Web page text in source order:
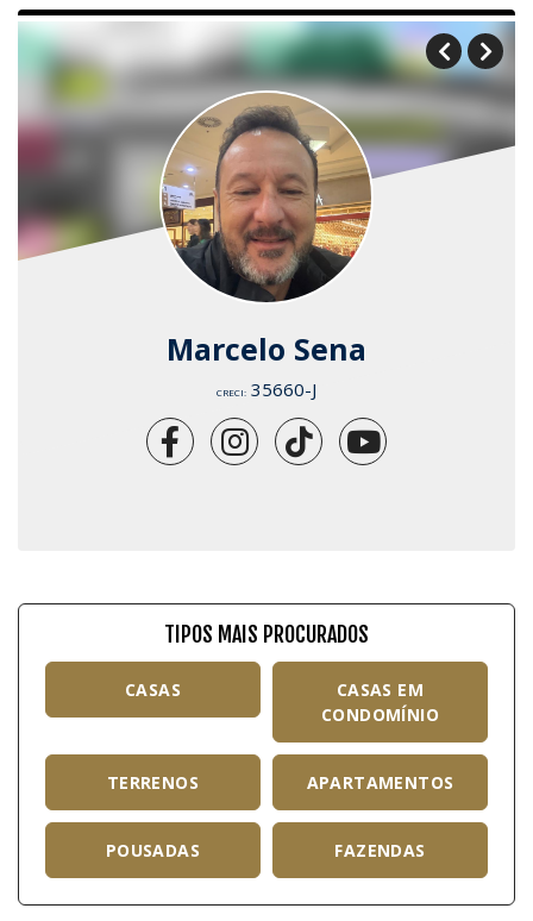
Alexandre
CRECI:300587-F
TIPOS MAIS PROCURADOS
CASAS
CASAS EM
CONDOMÍNIO
TERRENOS APARTAMENTOS
POUSADAS FAZENDAS